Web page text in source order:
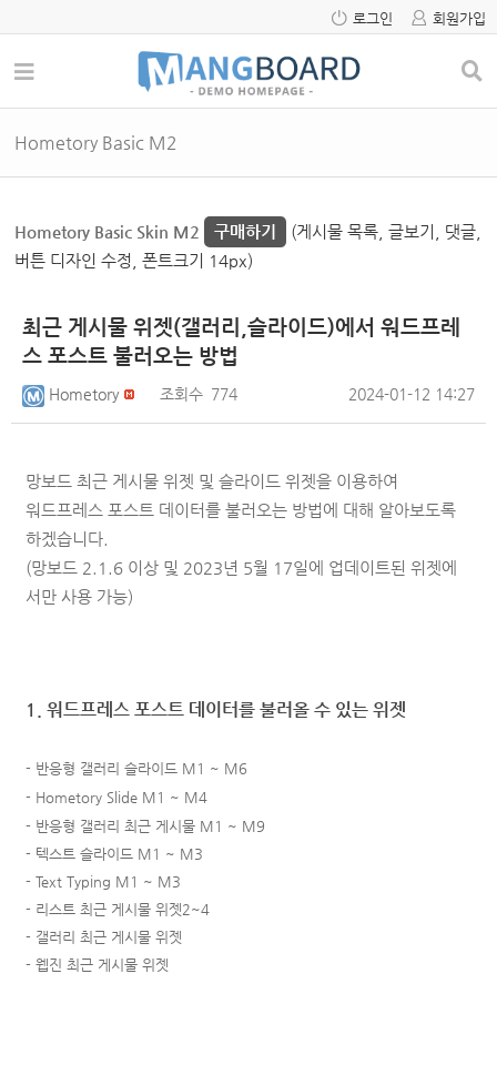
로그인 회원가입
Hometory Basic M2
Hometory Basic Skin M2 구매하기
(게시물 목록, 글보기, 댓글,
버튼 디자인 수정, 폰트크기 14px)
최근 게시물 위젯(갤러리,슬라이드)에서 워드프레
스 포스트 불러오는 방법
Hometory 조회수 774 2024-01-12 14:27
망보드 최근 게시물 위젯 및 슬라이드 위젯을 이용하여
워드프레스 포스트 데이터를 불러오는 방법에 대해 알아보도록
하겠습니다.
(망보드 2.1.6 이상 및 2023년 5월 17일에 업데이트된 위젯에
서만 사용 가능)
1. 워드프레스 포스트 데이터를 불러올 수 있는 위젯
- 반응형 갤러리 슬라이드 M1 ~ M6
- Hometory Slide M1 ~ M4
- 반응형 갤러리 최근 게시물 M1 ~ M9
- 텍스트 슬라이드 M1 ~ M3
- Text Typing M1 ~ M3
- 리스트 최근 게시물 위젯2~4
- 갤러리 최근 게시물 위젯
- 웹진 최근 게시물 위젯